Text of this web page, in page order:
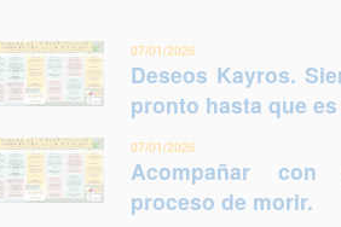
07/01/2026
Deseos Kayros.
pronto hasta que
07/01/2026
Acompañar
proceso de morir.